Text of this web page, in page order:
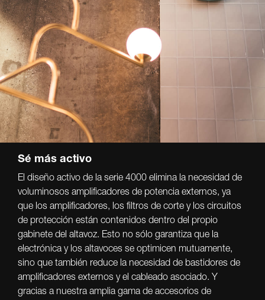
Sé más activo
El diseño activo de la serie 4000 elimina la necesidad de
voluminosos amplificadores de potencia externos, ya
que los amplificadores, los filtros de corte y los circuitos
de protección están contenidos dentro del propio
gabinete del altavoz. Esto no sólo garantiza que la
electrónica y los altavoces se optimicen mutuamente,
sino que también reduce la necesidad de bastidores de
amplificadores externos y el cableado asociado. Y
gracias a nuestra amplia gama de accesorios de